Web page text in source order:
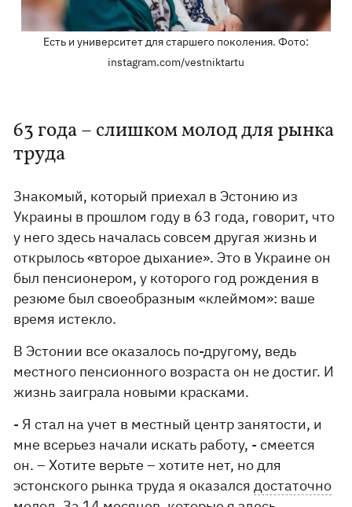
Есть и университет для старшего поколения. Фото:
instagram.com/vestniktartu
63 года – слишком молод для рынка
труда
Знакомый, который приехал в Эстонию из
Украины в прошлом году в 63 года, говорит, что
у него здесь началась совсем другая жизнь и
открылось «второе дыхание». Это в Украине он
был пенсионером, у которого год рождения в
резюме был своеобразным «клеймом»: ваше
время истекло.
В Эстонии все оказалось по-другому, ведь
местного пенсионного возраста он не достиг. И
жизнь заиграла новыми красками.
- Я стал на учет в местный центр занятости, и
мне всерьез начали искать работу, - смеется
он. – Хотите верьте – хотите нет, но для
эстонского рынка труда я оказалсядостаточно